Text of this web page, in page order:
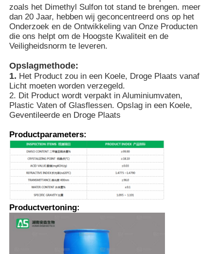
Over ons
Kwaliteitscontrole
Vraag een offerte
MSM-Poeder
MSM Methylsulfonylmethaan
Dimethyl Sulfon van MSM
MSM Groothandel
zoals het Dimethyl Sulfon tot stand te brengen. meer
dan 20 Jaar, hebben wij geconcentreerd ons op het
Onderzoek en de Ontwikkeling van Onze Producten
die ons helpt om de Hoogste Kwaliteit en de
Veiligheidsnorm te leveren.
Opslagmethode:
1. Het Product zou in een Koele, Droge Plaats vanaf
Licht moeten worden verzegeld.
2. Dit Product wordt verpakt in Aluminiumvaten,
Plastic Vaten of Glasflessen. Opslag in een Koele,
Geventileerde en Droge Plaats
Productparameters:
Productvertoning: